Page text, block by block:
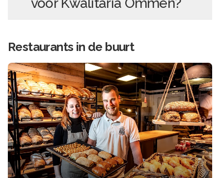
Restaurants in de buurt